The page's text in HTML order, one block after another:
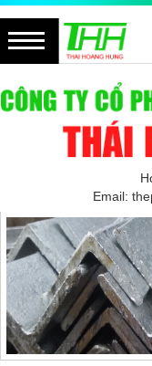
Email: